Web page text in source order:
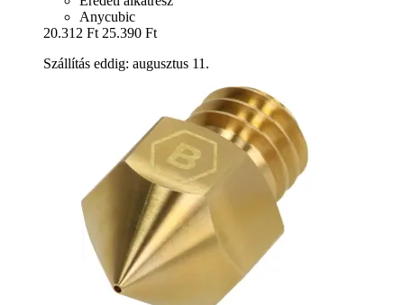
Anycubic
20.312 Ft 25.390 Ft
Szállítás eddig: augusztus 11.